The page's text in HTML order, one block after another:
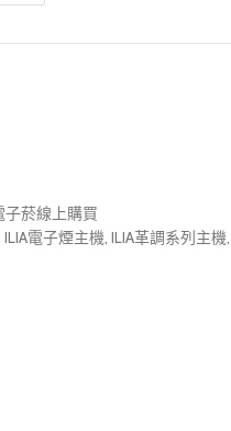
子菸線上購買
ILIA電子煙主機, ILIA革調系列主機,